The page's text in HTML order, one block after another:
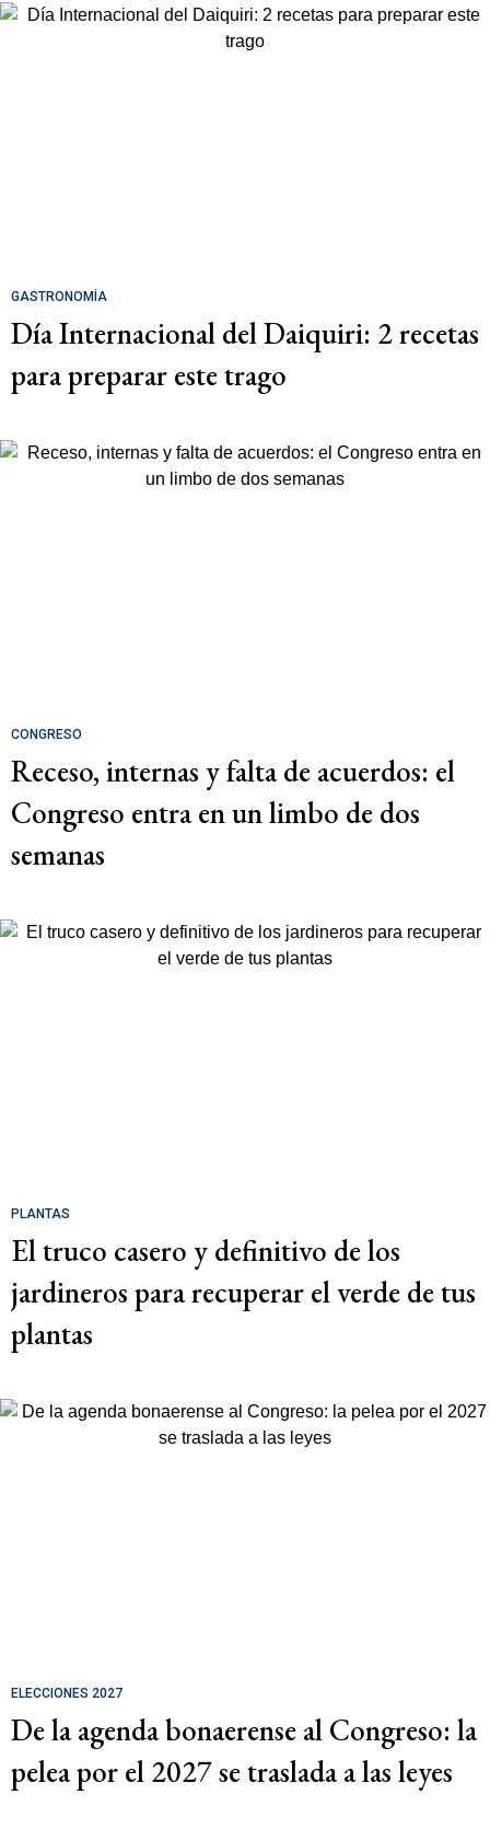
GASTRONOMÍA
Día Internacional del Daiquiri: 2 recetas
para preparar este trago
CONGRESO
Receso, internas y falta de acuerdos: el
Congreso entra en un limbo de dos
semanas
PLANTAS
El truco casero y definitivo de los
jardineros para recuperar el verde de tus
plantas
ELECCIONES 2027
De la agenda bonaerense al Congreso: la
pelea por el 2027 se traslada a las leyes